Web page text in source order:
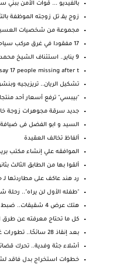
بالفيديو ... قوات الأمن
زوج يقـ تل زوجته الموظفة
مجموعة من شخصيات
17 مفقودا في غرق مركب سياحي قبالة سواحل مرسى علم ش...
9 يناير.. استئناف الشيخ محمد أبو بكر على حكم حبسه ...
17 people missing after t...
تشكيل الريان.. تريزيجيه
"بيبسي" ترفع أسعار أحد
جديد سرقة مجوهرات زوجة
السيد و ابو الفضل فى ضيافة
ألفاظ تخالف العقيدة
الموافقه علي إنشاء مكتب
ألقوا بها من الطابق الثالث
رد هند عاكف على مطاردتها
"طفله الأول لن يراه"..
هتك عرض 4 شقيقات.. ضبط مسن غاوي "أندر ايدج" في الق...
كل ما تحتاج معرفته عن طرق
بعد إنقاذ 28 سائحًا.. تطورات غرق مركب مرسى علم وأع...
أشلاء جثة وفدية.. تحرك
خطوات استخراج بدل فاقد